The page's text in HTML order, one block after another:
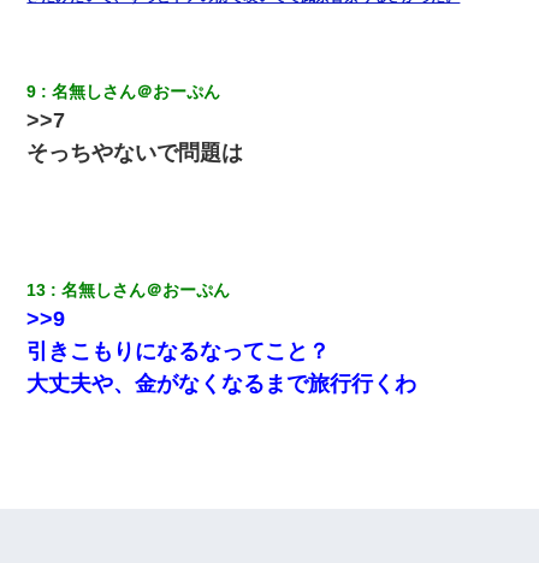
最近うちの庭に知らない男の人がしょっちゅう入ってくる。それ
を職場で愚痴ったら、同僚男性が怒鳴りつけてきた。
とっさに女児を捕まえたら変質者扱いされた。母親「あっち行っ
ろ！」とキレて・・・
32歳ワイ、34歳の可愛い女と付き合うも現実を知ってしまい無事
死亡・・・
9 名無しさん＠おーぷん
>>7
そっちやないで問題は
13 名無しさん＠おーぷん
>>9
引きこもりになるなってこと？
大丈夫や、金がなくなるまで旅行行くわ